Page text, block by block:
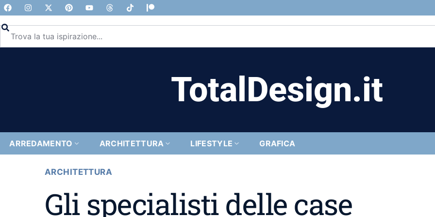
TotalDesign.it
ARREDAMENTO ARCHITETTURA LIFESTYLE GRAFICA
ARCHITETTURA
Gli specialisti delle case